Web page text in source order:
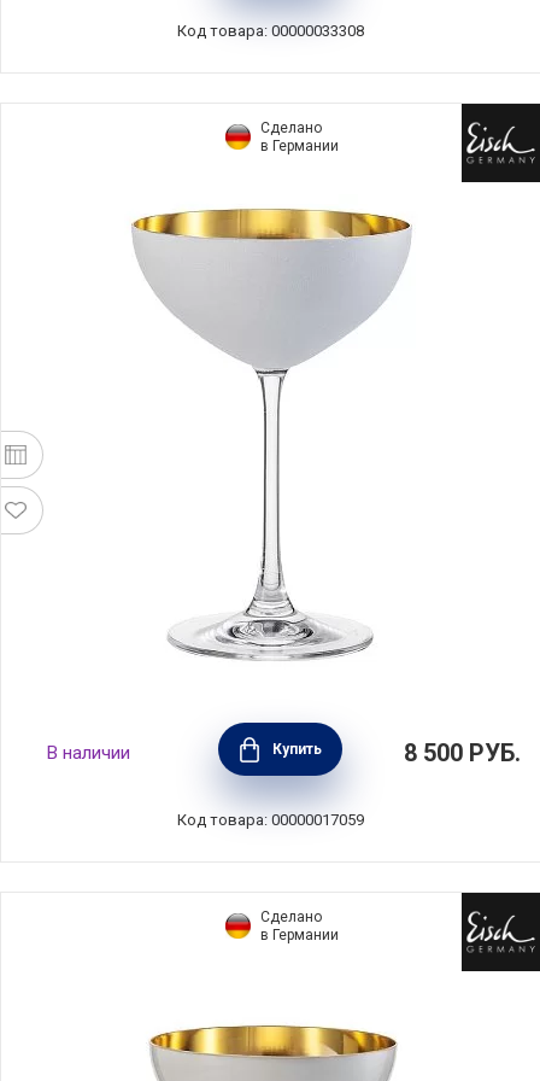
Код товара: 00000033308
Сделано
в Германии
Креманка на ножке Cosmo Weiss 250 мл,
хрусталь, цвет белый + золото, Eisch,
Германия, 72355180
В наличии Купить 8 500 РУБ.
Код товара: 00000017059
Сделано
в Германии